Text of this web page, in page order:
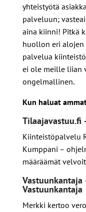
yhteistyötä
palveluun;
aina kiinni! Pitkä
huollon eri alojen
palvelua
ei ole meille liian
ongelmallinen.
Kun haluat
Tilaajavastuu.fi
Kiinteistöpalvelu
Kumppani –
määräämät
Vastuunkantaja
Vastuunkantaja
Merkki kertoo